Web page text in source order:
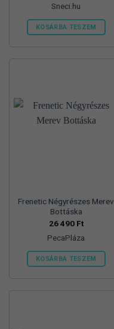
Sneci.hu
KOSÁRBA TESZEM
Frenetic Négyrészes Merev
Bottáska
26 490 Ft
PecaPláza
KOSÁRBA TESZEM